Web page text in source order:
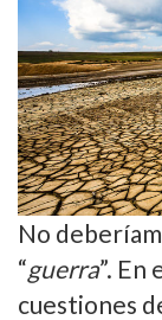
No
“guerra”. En
cuestiones